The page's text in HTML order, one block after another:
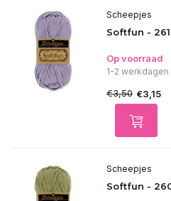
Scheepjes
Softfun -
Op voorraad
1-2
€3,50 €3,15
Scheepjes
Softfun -